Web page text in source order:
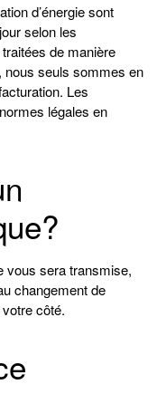
d’énergie sont
selon les
de manière
nous seuls sommes en
Les
légales en
vous sera transmise,
changement de
côté.